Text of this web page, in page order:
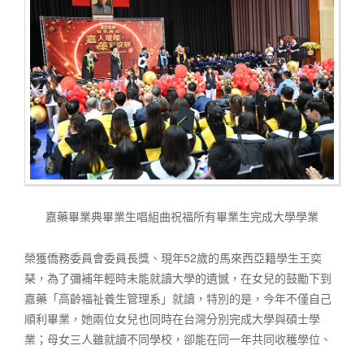
嘉藥畢業典畢業生唱組曲祝福所有畢業生完成大學學業
榮獲僑務委員會委員長獎、現年52歲的馬來西亞籍學生王奕
琹，為了彌補年輕時未能就讀大學的遺憾，在女兒的鼓勵下到
嘉藥「高齡福祉養生管理系」就讀，特別的是，今年不僅自己
順利畢業，她兩位女兒也同時在台灣分別完成大學與碩士學
業；母女三人雖就讀不同學校，卻能在同一年共同收穫學位、